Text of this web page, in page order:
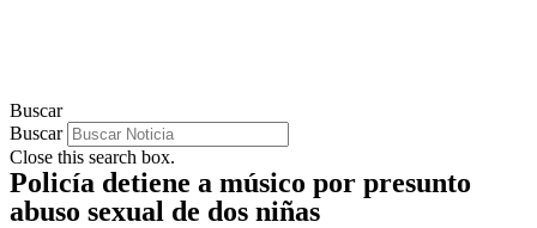
Buscar
Buscar
Close this search box.
Policía detiene a músico por presunto
abuso sexual de dos niñas